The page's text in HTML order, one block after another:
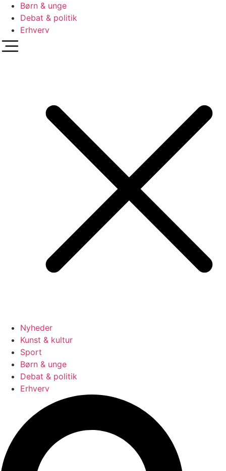
Børn & unge
Debat & politik
Erhverv
Nyheder
Kunst & kultur
Sport
Børn & unge
Debat & politik
Erhverv